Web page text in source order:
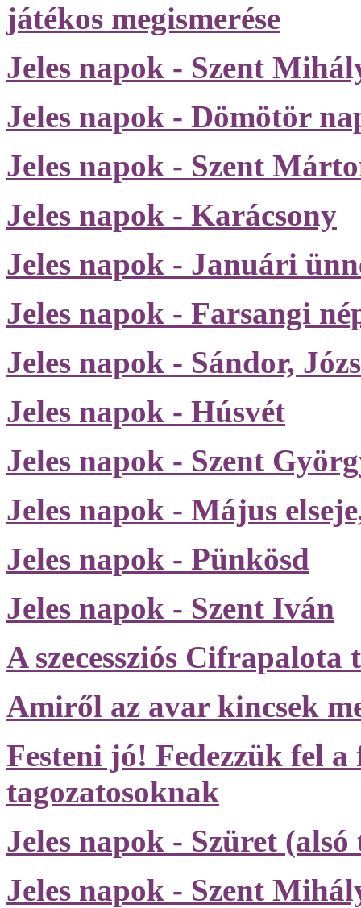
játékos megismerése
Jeles napok - Szent
Jeles napok - Dömötör
Jeles napok - Szent
Jeles napok - Karácsony
Jeles napok - Januári
Jeles napok - Farsangi
Jeles napok - Sándor,
Jeles napok - Húsvét
Jeles napok - Szent
Jeles napok - Május
Jeles napok - Pünkösd
Jeles napok - Szent Iván
A szecessziós
Amiről az avar kincsek
Festeni jó! Fedezzük fel a
tagozatosoknak
Jeles napok - Szüret
Jeles napok - Szent